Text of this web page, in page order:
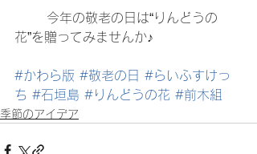
花”を贈ってみませんか♪
#かわら版 #敬老の日 #らいふすけっ
ち #石垣島 #りんどうの花 #前木組
季節のアイデア